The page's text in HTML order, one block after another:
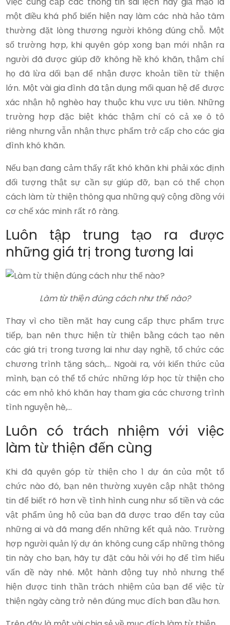
một điều khá phổ biến hiện nay làm các nhà hảo tâm
thường đặt lòng thương người không đúng chỗ. Một
số trường hợp, khi quyên góp xong bạn mới nhận ra
người đã được giúp đỡ không hề khó khăn, thậm chí
họ đã lừa dối bạn để nhận được khoản tiền từ thiện
lớn. Một vài gia đình đã tận dụng mối quan hệ để được
xác nhận hộ nghèo hay thuộc khu vực ưu tiên. Những
trường hợp đặc biệt khác thậm chí có cả xe ô tô
riêng nhưng vẫn nhận thực phẩm trở cấp cho các gia
đình khó khăn.
Nếu bạn đang cảm thấy rất khó khăn khi phải xác định
đối tượng thật sự cần sự giúp đỡ, bạn có thể chọn
cách làm từ thiện thông qua những quỹ cộng đồng với
cơ chế xác minh rất rõ ràng.
Luôn tập trung tạo ra được
những giá trị trong tương lai
Làm từ thiện đúng cách như thế nào?
Thay vì cho tiền mặt hay cung cấp thực phẩm trực
tiếp, bạn nên thực hiện từ thiện bằng cách tạo nên
các giá trị trong tương lai như dạy nghề, tổ chức các
chương trình tặng sách,… Ngoài ra, với kiến thức của
mình, bạn có thể tổ chức những lớp học từ thiện cho
các em nhỏ khó khăn hay tham gia các chương trình
tình nguyện hè,…
Luôn có trách nhiệm với việc
làm từ thiện đến cùng
Khi đã quyên góp từ thiện cho 1 dự án của một tổ
chức nào đó, bạn nên thường xuyên cập nhật thông
tin để biết rõ hơn về tình hình cung như số tiền và các
vật phẩm ủng hộ của bạn đã được trao đến tay của
những ai và đã mang đến những kết quả nào. Trường
hợp người quản lý dự án không cung cấp những thông
tin này cho bạn, hãy tự đặt câu hỏi với họ để tìm hiểu
vấn đề này nhé. Một hành động tuy nhỏ nhưng thể
hiện được tinh thần trách nhiệm của bạn để việc từ
thiện ngày càng trở nên đúng mục đích ban đầu hơn.